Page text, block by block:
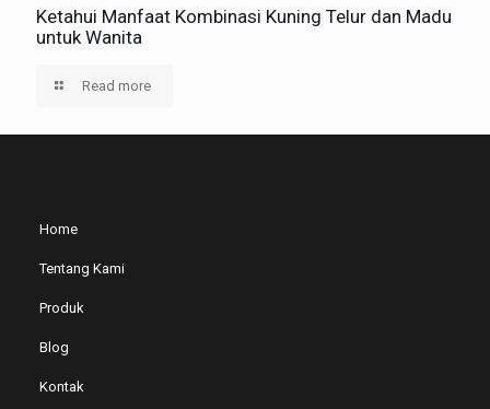
Ketahui Manfaat Kombinasi Kuning Telur dan Madu
untuk Wanita
Read more
Home
Tentang Kami
Produk
Blog
Kontak